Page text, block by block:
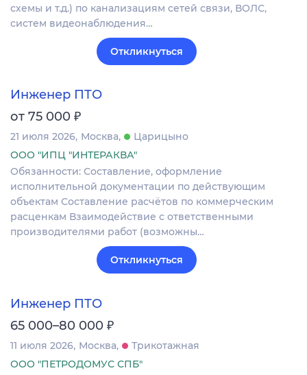
схемы и т.д.) по канализациям сетей связи, ВОЛС,
систем видеонаблюдения…
Откликнуться
Инженер ПТО
от 75 000 ₽
21 июля 2026 Москва
Царицыно
ООО "ИПЦ "ИНТЕРАКВА"
Обязанности: Составление, оформление
исполнительной документации по действующим
объектам Составление расчётов по коммерческим
расценкам Взаимодействие с ответственными
производителями работ (возможны…
Откликнуться
Инженер ПТО
65 000–80 000 ₽
11 июля 2026 Москва
Трикотажная
ООО "ПЕТРОДОМУС СПБ"